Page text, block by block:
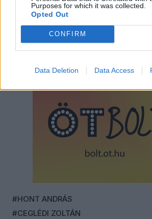
Purposes for which it was collected.
Opted Out
CONFIRM
Data Deletion Data Access
#HONT ANDRÁS
#CEGLÉDI ZOLTÁN